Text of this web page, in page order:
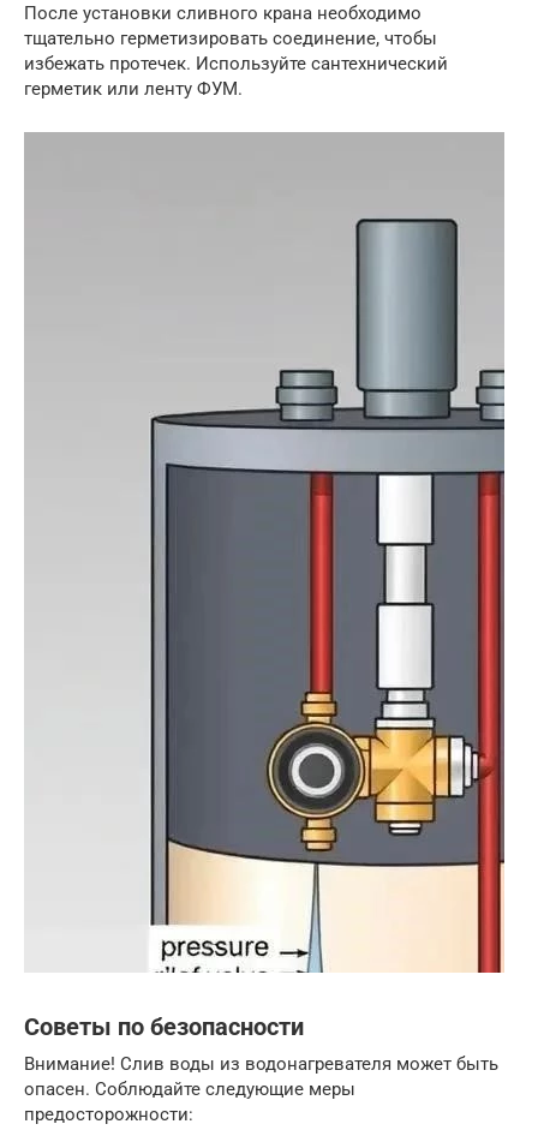
После установки сливного крана необходимо
тщательно герметизировать соединение, чтобы
избежать протечек. Используйте сантехнический
герметик или ленту ФУМ.
Советы по безопасности
Внимание! Слив воды из водонагревателя может быть
опасен. Соблюдайте следующие меры
предосторожности: